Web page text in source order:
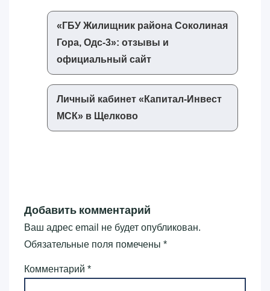
«‎ГБУ Жилищник района Соколиная
Гора, Одс-3»‎: отзывы и
официальный сайт
Личный кабинет «‎Капитал-Инвест
МСК»‎ в Щелково
Добавить комментарий
Ваш адрес email не будет опубликован.
Обязательные поля помечены *
Комментарий *